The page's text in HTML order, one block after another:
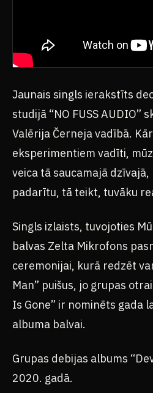
Jaunais singls ierakstīts
studijā “NO FUSS AUDIO”
Valērija Černeja vadībā.
eksperimentiem vadīti,
veica tā saucamajā
padarītu, tā teikt, tuvāku
Singls izlaists, tuvojoties
balvas Zelta Mikrofons
ceremonijai, kurā redzēt
Man” puišus, jo grupas
Is Gone” ir nominēts gada
albuma balvai.
Grupas debijas albums
2020. gadā.